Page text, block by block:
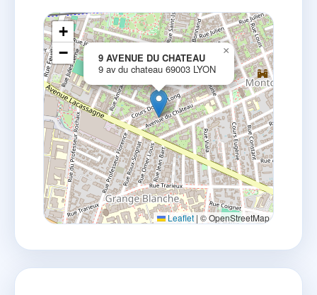
9 AVENUE DU CHATEAU
9 av du chateau 69003 LYON
×
+
−
Leaflet | © OpenStreetMap